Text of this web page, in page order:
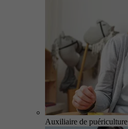
Auxiliaire de puériculture